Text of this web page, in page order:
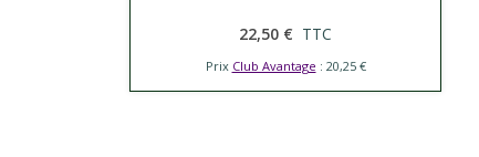
22,50 € TTC
Prix Club Avantage : 20,25 €